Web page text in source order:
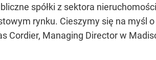
spółki z sektora
rynku. Cieszymy się na myśl o
Cordier, Managing Director w